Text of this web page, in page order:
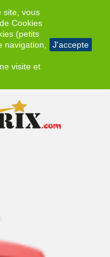
site, vous
Cookies
(petits
visite et
J'accepte